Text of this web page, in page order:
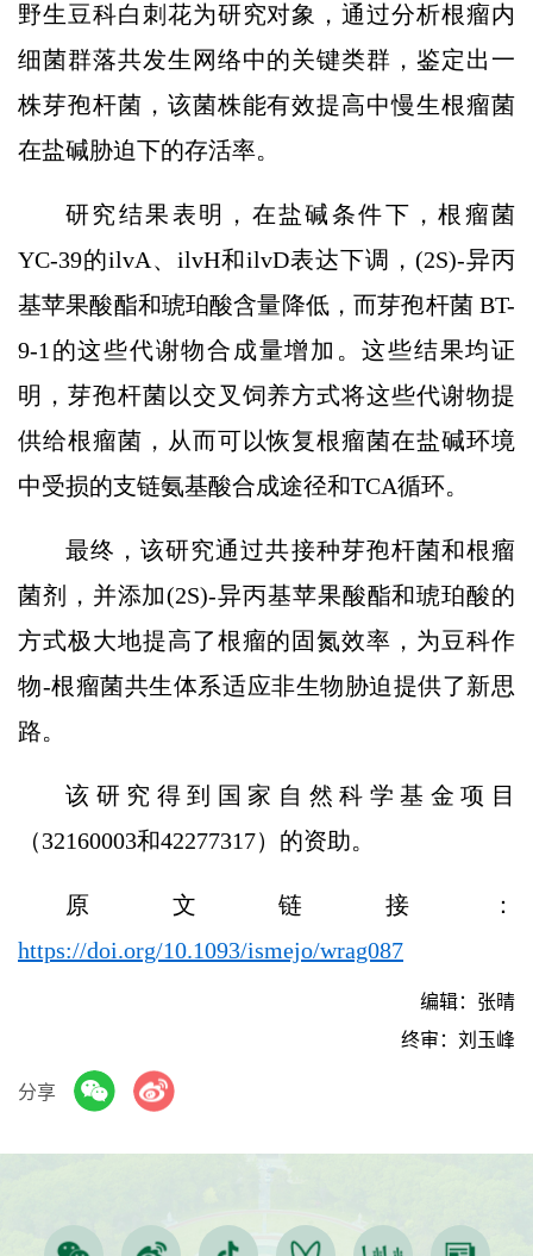
野生豆科白刺花为研究对象，通过分析根瘤内
细菌群落共发生网络中的关键类群，鉴定出一
株芽孢杆菌，该菌株能有效提高中慢生根瘤菌
在盐碱胁迫下的存活率。
研究结果表明，在盐碱条件下，根瘤菌
YC-39的ilvA、ilvH和ilvD表达下调，(2S)-异丙
基苹果酸酯和琥珀酸含量降低，而芽孢杆菌 BT-
9-1的这些代谢物合成量增加。这些结果均证
明，芽孢杆菌以交叉饲养方式将这些代谢物提
供给根瘤菌，从而可以恢复根瘤菌在盐碱环境
中受损的支链氨基酸合成途径和TCA循环。
最终，该研究通过共接种芽孢杆菌和根瘤
菌剂，并添加(2S)-异丙基苹果酸酯和琥珀酸的
方式极大地提高了根瘤的固氮效率，为豆科作
物-根瘤菌共生体系适应非生物胁迫提供了新思
路。
该研究得到国家自然科学基金项目
（32160003和42277317）的资助。
原文链接：
https://doi.org/10.1093/ismejo/wrag087
编辑：张晴
终审：刘玉峰
分享